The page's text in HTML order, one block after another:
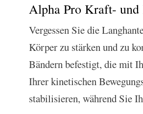
Alpha Pro Kraft- und
Vergessen Sie die
Körper zu stärken und zu
Bändern befestigt, die mit
Ihrer kinetischen
stabilisieren, während Sie